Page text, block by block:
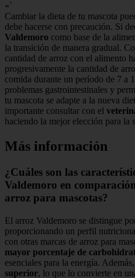
«`
Cambiar la dieta de tu mascota
debe hacerse con precaución. Si
Valdemoro como base de la
la transición de manera gradual.
cantidad de arroz con el alimento
progresivamente la cantidad de
comida durante un período de 7 a
problemas gastrointestinales y
tu mascota se adapte a la nueva
importante consultar con el
haciendo la mejor elección para la
Más información
¿Cuáles son las
Valdemoro en
arroz para mascotas?
El arroz Valdemoro se distingue
proporcionando un perfil
con otras marcas de arroz para
mayor porcentaje de
esenciales para la energía.
superior, lo que lo convierte en